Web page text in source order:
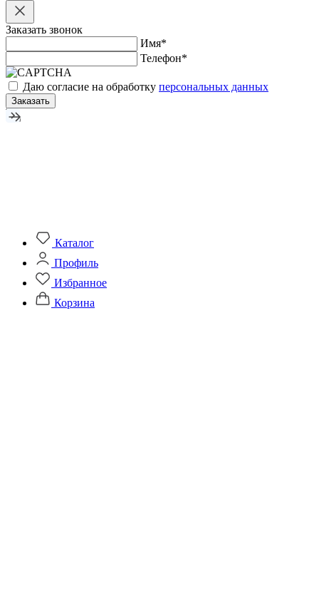
Заказать звонок
Имя*
Телефон*
Даю согласие на обработку персональных данных
Заказать
Каталог
Профиль
Избранное
Корзина